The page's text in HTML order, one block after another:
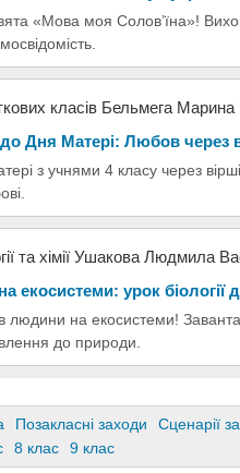
«Мова моя Солов’їна»!
класів Бельмега
Дня Матері: Любов через
з учнями 4 класу через
та хімії Ушакова Людмила
екосистеми: урок біології
людини на екосистеми!
до природи.
Позакласні заходи Сценарії
8 клас 9 клас